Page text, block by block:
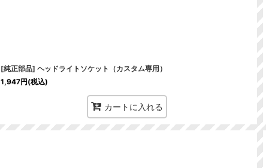
[純正部品] ヘッドライトソケット（カスタム専用）
1,947円(税込)
カートに入れる